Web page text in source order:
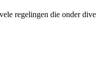
regelingen die onder